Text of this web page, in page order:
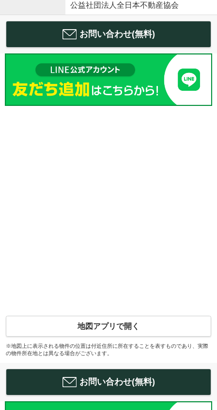
公益社団法人全日本不動産協会
お問い合わせ(無料)
地図アプリで開く
※地図上に表示される物件の位置は付近住所に所在することを表すものであり、実際
の物件所在地とは異なる場合がございます。
お問い合わせ(無料)